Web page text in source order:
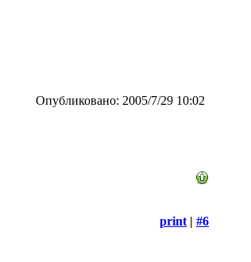
Опубликовано: 2005/7/29 10:02
print | #6